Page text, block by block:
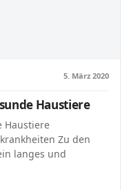
5. März 2020
Haustiere
Haustiere
Zu den
langes und